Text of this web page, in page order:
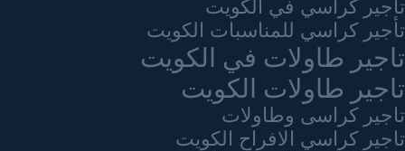
تأجير كراسي في الكويت
تأجير كراسي للمناسبات الكويت
تاجير طاولات في الكويت
تاجير طاولات الكويت
تاجير كراسى وطاولات
تاجير كراسي الافراح الكويت